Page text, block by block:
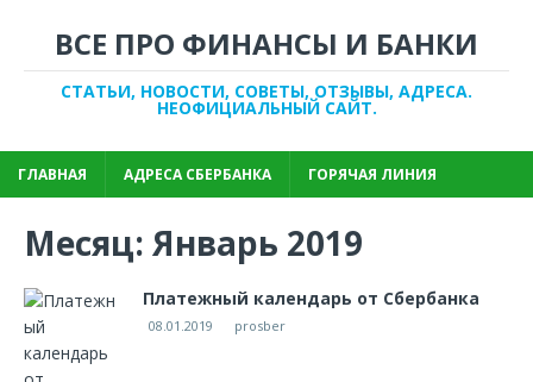
ВСЕ ПРО ФИНАНСЫ И БАНКИ
СТАТЬИ, НОВОСТИ, СОВЕТЫ, ОТЗЫВЫ, АДРЕСА.
НЕОФИЦИАЛЬНЫЙ САЙТ.
ГЛАВНАЯ АДРЕСА СБЕРБАНКА ГОРЯЧАЯ ЛИНИЯ
Месяц: Январь 2019
Платежный календарь от Сбербанка
08.01.2019 prosber